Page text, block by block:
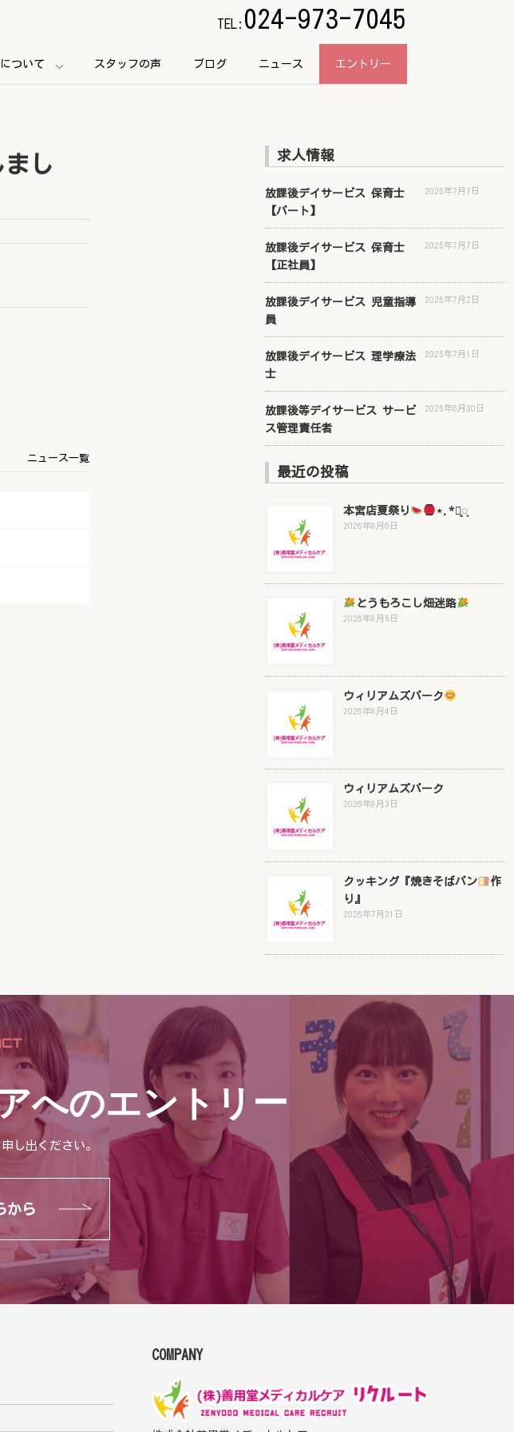
ついて スタッフの声 ブログ ニュース エントリー
TEL: 024-973-7045
し
ニュース一覧
求人情報
放課後デイサービス 保育士
【パート】
2025年7月7日
放課後デイサービス 保育士
【正社員】
2025年7月7日
放課後デイサービス 児童指導
員
2025年7月2日
放課後デイサービス 理学療法
士
2025年7月1日
放課後等デイサービス サービ
ス管理責任者
2025年6月30日
最近の投稿
本宮店夏祭り ⋆.*⃝̥◌̥
2026年8月6日
とうもろこし畑迷路
2026年8月5日
ウィリアムズパーク
2026年8月4日
ウィリアムズパーク
2026年8月3日
クッキング『焼きそばパン
作
り』
2026年7月31日
へのエントリー
し出ください。
から
COMPANY